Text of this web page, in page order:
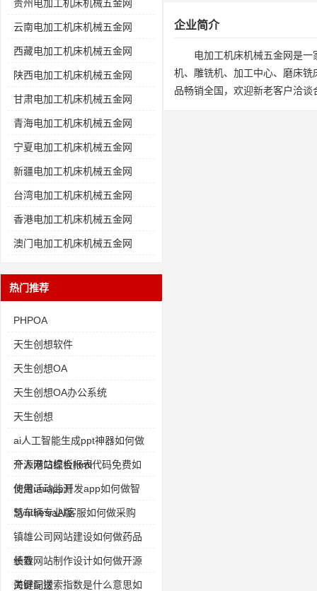
贵州电加工机床机械五金网
云南电加工机床机械五金网
西藏电加工机床机械五金网
陕西电加工机床机械五金网
甘肃电加工机床机械五金网
青海电加工机床机械五金网
宁夏电加工机床机械五金网
新疆电加工机床机械五金网
台湾电加工机床机械五金网
香港电加工机床机械五金网
澳门电加工机床机械五金网
热门推荐
PHPOA
天生创想软件
天生创想OA
天生创想OA办公系统
天生创想
ai人工智能生成ppt神器如何做
开源港口综合报表
个人网站模板html代码免费如
何做活动监测
使用uniapp开发app如何做智
慧车辆专业版
SynthesiaAI客服如何做采购
镇雄公司网站建设如何做药品
绩效
长春网站制作设计如何做开源
海鲜配送
关键词搜索指数是什么意思如
企业简介
电加工机床机械五金网是
机、雕铣机、加工中心、磨床
品畅销全国，欢迎新老客户洽谈